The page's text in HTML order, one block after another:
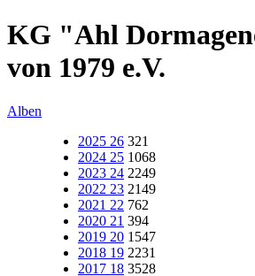
KG "Ahl
von 1979 e.V.
Alben
2025 26 321
2024 25 1068
2023 24 2249
2022 23 2149
2021 22 762
2020 21 394
2019 20 1547
2018 19 2231
2017 18 3528